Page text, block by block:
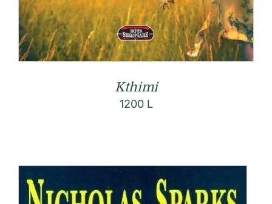
Kthimi
1200 L